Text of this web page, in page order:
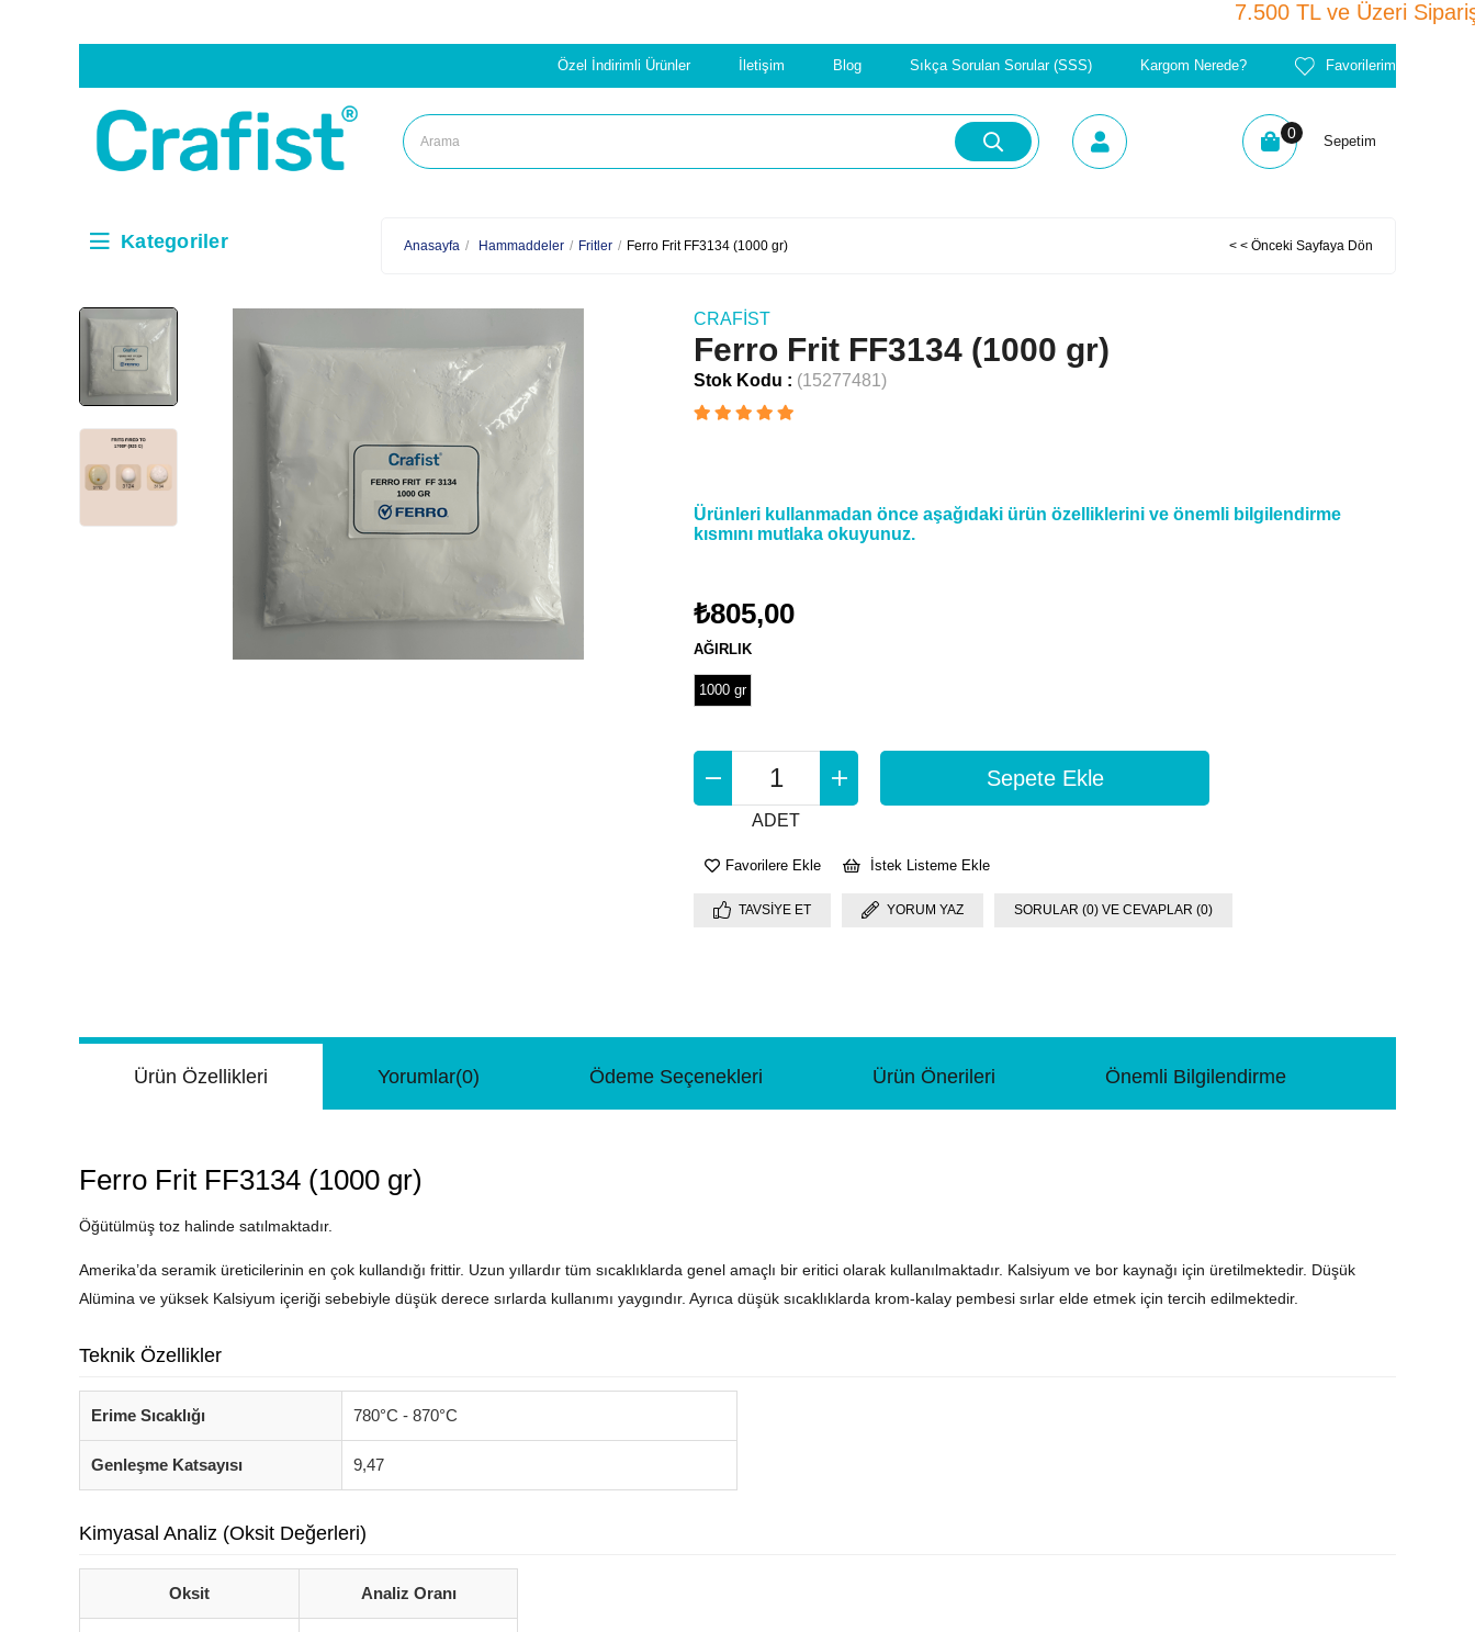
7.500 TL ve Üzeri
Özel İndirimli Ürünler İletişim Blog Sıkça Sorulan Sorular (SSS) Kargom Nerede? Favorilerim
Sepetim
0
Kategoriler Anasayfa Hammaddeler Fritler Ferro Frit FF3134 (1000 gr) < < Önceki Sayfaya Dön
CRAFIST
Ferro Frit FF3134 (1000 gr)
Stok Kodu (15277481)
Ürünleri kullanmadan önce aşağıdaki ürün özelliklerini ve önemli bilgilendirme
kısmını mutlaka okuyunuz.
₺805,00
AĞIRLIK
1000 gr
ADET
Favorilere Ekle İstek Listeme Ekle
TAVSIYE ET YORUM YAZ SORULAR (0) VE CEVAPLAR (0)
Ürün Özellikleri Yorumlar(0) Ödeme Seçenekleri Ürün Önerileri Önemli Bilgilendirme
Ferro Frit FF3134 (1000 gr)
Öğütülmüş toz halinde satılmaktadır.
Amerika’da seramik üreticilerinin en çok kullandığı frittir. Uzun yıllardır tüm sıcaklıklarda genel amaçlı bir eritici olarak kullanılmaktadır. Kalsiyum ve bor kaynağı için üretilmektedir. Düşük
Alümina ve yüksek Kalsiyum içeriği sebebiyle düşük derece sırlarda kullanımı yaygındır. Ayrıca düşük sıcaklıklarda krom-kalay pembesi sırlar elde etmek için tercih edilmektedir.
Teknik Özellikler
Erime Sıcaklığı 780°C - 870°C
Genleşme Katsayısı 9,47
Kimyasal Analiz (Oksit Değerleri)
Oksit Analiz Oranı